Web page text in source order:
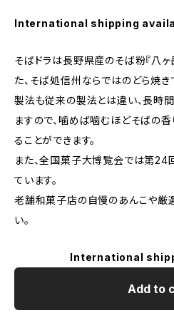
International shipping
そばドラは長野県産のそば粉『八ヶ
た、そば処信州ならではのどら焼き
製法も従来の製法とは違い、長時
ますので、噛めば噛むほどそばの
ることができます。
また、全国菓子大博覧会では第24
ています。
老舗和菓子店の自慢のあんこや厳
い。
International
Add to